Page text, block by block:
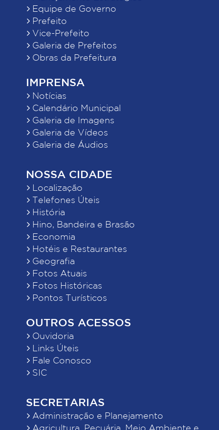
Equipe de Governo
Prefeito
Vice-Prefeito
Galeria de Prefeitos
Obras da Prefeitura
IMPRENSA
Notícias
Calendário Municipal
Galeria de Imagens
Galeria de Vídeos
Galeria de Áudios
NOSSA CIDADE
Localização
Telefones Úteis
História
Hino, Bandeira e Brasão
Economia
Hotéis e Restaurantes
Geografia
Fotos Atuais
Fotos Históricas
Pontos Turísticos
OUTROS ACESSOS
Ouvidoria
Links Úteis
Fale Conosco
SIC
SECRETARIAS
Administração e Planejamento
Agricultura, Pecuária, Meio Ambiente e